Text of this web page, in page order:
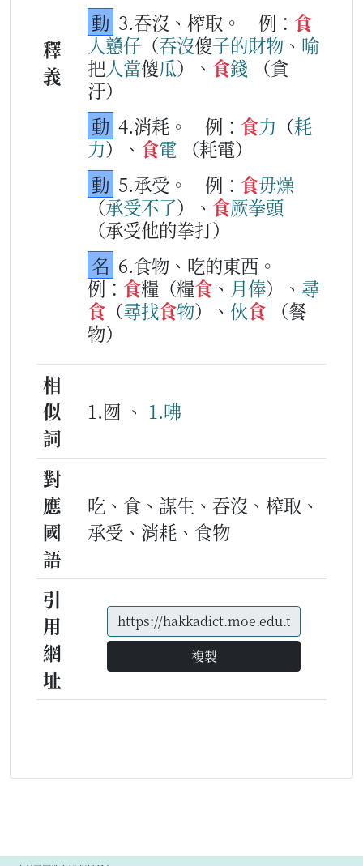
釋
義
動 3.吞沒、榨取。 例： 食
人戇仔 （吞沒傻子的財物 、 喻
把人當傻瓜）、 食錢
（貪
汙）
動 4.消耗。 例： 食力 （耗
力）、 食電
（耗電）
動 5.承受。 例： 食毋燥
（承受不了）、 食厥拳頭
（承受他的拳打）
名 6.食物、吃的東西。
例： 食糧（糧食 、 月俸）、 尋
食 （尋找食物）、 伙食
（餐
物）
相
似
詞
1.囫 、 1.咈
對
應
國
語
吃、食、謀生、吞沒、榨取、
承受、消耗、食物
引
用
網
址
複製